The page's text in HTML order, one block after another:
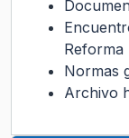
Reforma
Normas
Archivo